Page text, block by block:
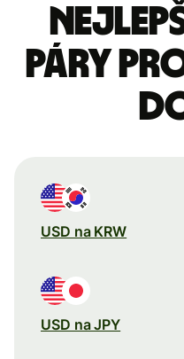
páry
USD na KRW
USD na JPY